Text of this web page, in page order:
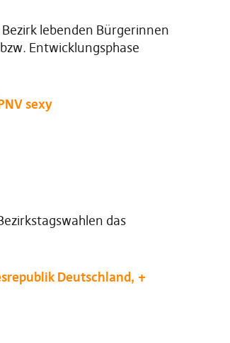
lebenden Bürgerinnen
Entwicklungsphase
sexy
das
Deutschland, +